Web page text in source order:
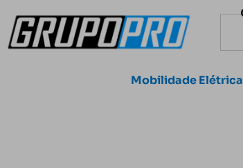
Mobilidade Elétrica